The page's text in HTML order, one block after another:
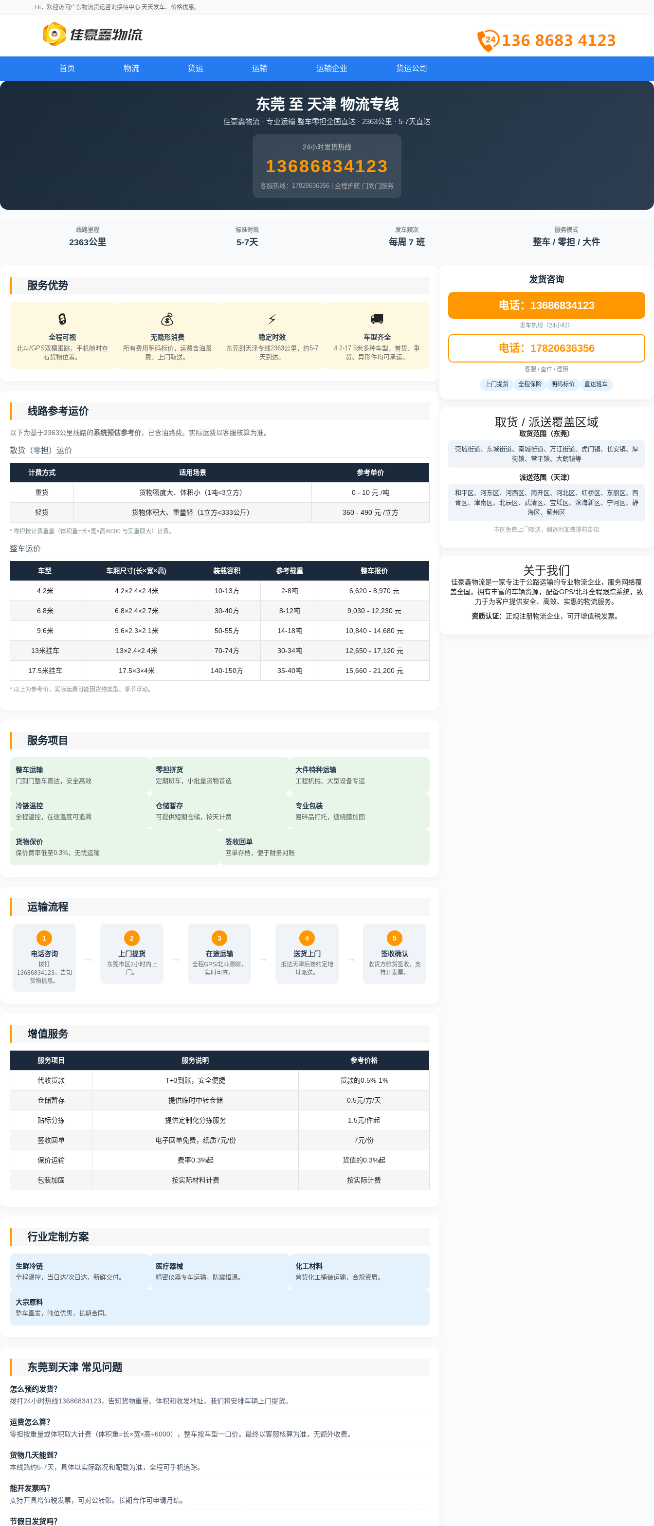
Hi， 欢迎访问 广东物流货运咨询接待中心:天天发车、价格优惠。
首页 物流 货运 运输 运输企业 货运公司
东莞 至 天津 物流专线
佳豪鑫物流 · 专业运输 整车零担全国直达 · 2363公里 · 5-7天直达
24小时发货热线
13686834123
客服热线：17820636356 | 全程护航 门到门服务
线路里程
2363公里
标准时效
5-7天
发车频次
每周 7 班
服务模式
整车 / 零担 / 大件
服务优势
🔒
全程可视
北斗/GPS双模跟踪，手机随时查
看货物位置。
💰
无隐形消费
所有费用明码标价，运费含油路
费、上门取送。
⚡
稳定时效
东莞到天津专线2363公里，约5-7
天到达。
🚚
车型齐全
4.2-17.5米多种车型，普货、重
货、异形件均可承运。
线路参考运价
以下为基于2363公里线路的系统预估参考价，已含油路费。实际运费以客服核算为准。
散货（零担）运价
计费方式 适用场景 参考单价
重货 货物密度大、体积小（1吨<3立方） 0 - 10 元 /吨
轻货 货物体积大、重量轻（1立方<333公斤） 360 - 490 元 /立方
* 零担按计费重量（体积重=长×宽×高/6000 与实重取大）计费。
整车运价
车型 车厢尺寸(长×宽×高) 装载容积 参考载重 整车报价
4.2米 4.2×2.4×2.4米 10-13方 2-8吨 6,620 - 8,970 元
6.8米 6.8×2.4×2.7米 30-40方 8-12吨 9,030 - 12,230 元
9.6米 9.6×2.3×2.1米 50-55方 14-18吨 10,840 - 14,680 元
13米挂车 13×2.4×2.4米 70-74方 30-34吨 12,650 - 17,120 元
17.5米挂车 17.5×3×4米 140-150方 35-40吨 15,660 - 21,200 元
* 以上为参考价，实际运费可能因货物类型、季节浮动。
服务项目
整车运输
门到门整车直达，安全高效
零担拼货
定期班车，小批量货物首选
大件特种运输
工程机械、大型设备专运
冷链温控
全程温控，在途温度可追溯
仓储暂存
可提供短期仓储，按天计费
专业包装
易碎品打托，缠绕膜加固
货物保价
保价费率低至0.3%，无忧运输
签收回单
回单存档，便于财务对账
运输流程
1
电话咨询
拨打
13686834123，告知
货物信息。
→
2
上门提货
东莞市区2小时内上
门。
→
3
在途运输
全程GPS/北斗跟踪，
实时可查。
→
4
送货上门
抵达天津后按约定地
址派送。
→
5
签收确认
收货方验货签收，支
持开发票。
增值服务
服务项目 服务说明 参考价格
代收货款 T+3到账，安全便捷 货款的0.5%-1%
仓储暂存 提供临时中转仓储 0.5元/方/天
贴标分拣 提供定制化分拣服务 1.5元/件起
签收回单 电子回单免费，纸质7元/份 7元/份
保价运输 费率0.3%起 货值的0.3%起
包装加固 按实际材料计费 按实际计费
行业定制方案
生鲜冷链
全程温控，当日达/次日达，新鲜交付。
医疗器械
精密仪器专车运输，防震恒温。
化工材料
普货化工桶装运输，合规资质。
大宗原料
整车直发，吨位优惠，长期合同。
东莞到天津 常见问题
怎么预约发货？
拨打24小时热线13686834123，告知货物重量、体积和收发地址，我们将安排车辆上门提货。
运费怎么算？
零担按重量或体积取大计费（体积重=长×宽×高÷6000），整车按车型一口价。最终以客服核算为准，无额外收费。
货物几天能到？
本线路约5-7天，具体以实际路况和配载为准，全程可手机追踪。
能开发票吗？
支持开具增值税发票，可对公转账。长期合作可申请月结。
节假日发货吗？
发货咨询
电话：13686834123
发车热线（24小时）
电话：17820636356
客服 / 查件 / 理赔
上门提货 全程保险 明码标价 直达班车
取货 / 派送覆盖区域
取货范围（东莞）
莞城街道、东城街道、南城街道、万江街道、虎门镇、长安镇、厚
街镇、常平镇、大朗镇等
派送范围（天津）
和平区、河东区、河西区、南开区、河北区、红桥区、东丽区、西
青区、津南区、北辰区、武清区、宝坻区、滨海新区、宁河区、静
海区、蓟州区
市区免费上门取送，偏远附加费提前告知
关于我们
佳豪鑫物流是一家专注于公路运输的专业物流企业，服务网络覆
盖全国。拥有丰富的车辆资源，配备GPS/北斗全程跟踪系统，致
力于为客户提供安全、高效、实惠的物流服务。
资质认证： 正规注册物流企业，可开增值税发票。